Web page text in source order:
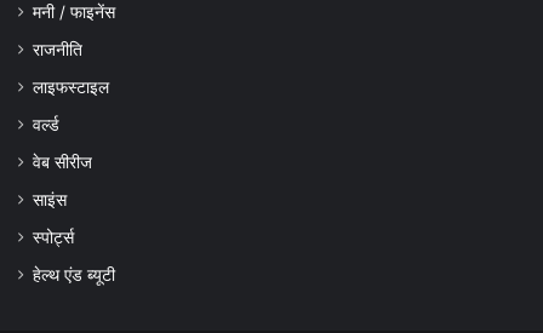
मनी / फाइनेंस
राजनीति
लाइफस्टाइल
वर्ल्ड
वेब सीरीज
साइंस
स्पोर्ट्स
हेल्थ एंड ब्यूटी